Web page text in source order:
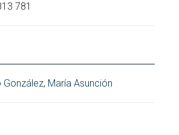
781
González, María Asunción